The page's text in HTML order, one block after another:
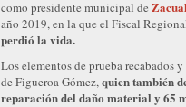
como presidente municipal de
año 2019, en la que el Fiscal
perdió la vida.
Los elementos de prueba recabados
de Figueroa Gómez,quien también
reparación del daño material y 65